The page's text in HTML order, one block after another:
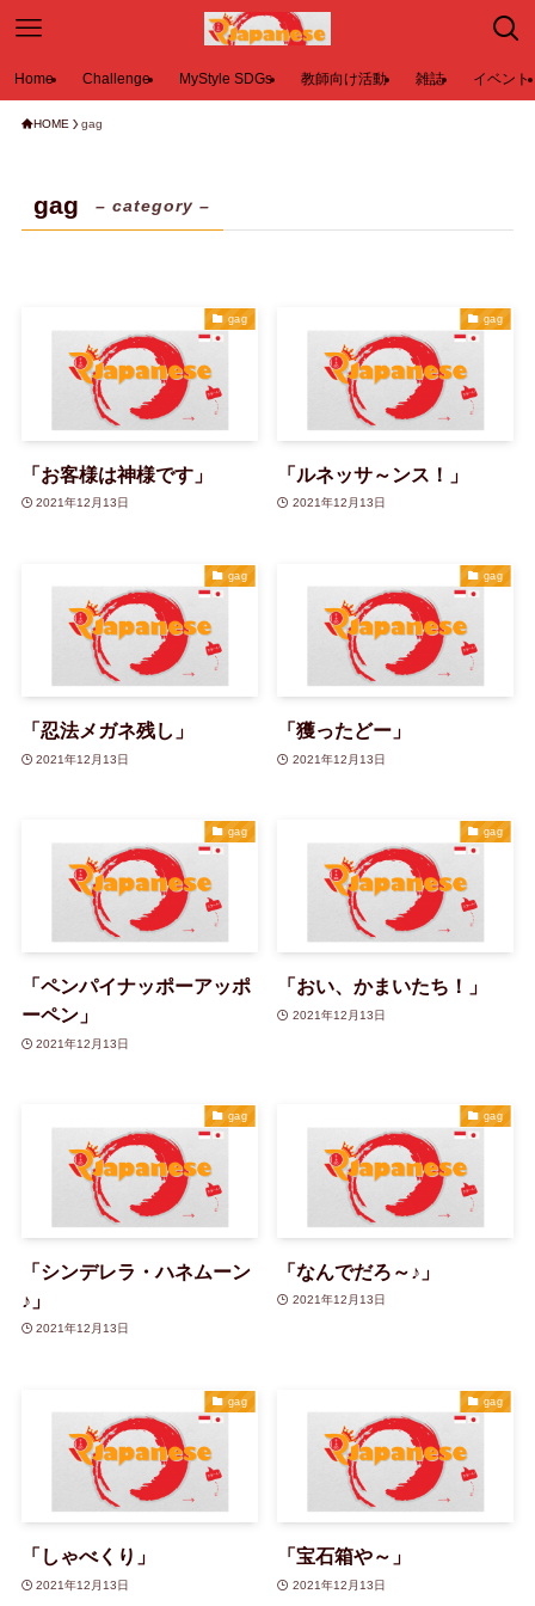
Home Challenge MyStyle SDGs 教師向け活動 雑誌 イベント
HOME gag
gag – category –
gag
「お客様は神様です」
2021年12月13日
gag
「ルネッサ～ンス！」
2021年12月13日
gag
「忍法メガネ残し」
2021年12月13日
gag
「獲ったどー」
2021年12月13日
gag
「ペンパイナッポーアッポ
ーペン」
2021年12月13日
gag
「おい、かまいたち！」
2021年12月13日
gag
「シンデレラ・ハネムーン
♪」
2021年12月13日
gag
「なんでだろ～♪」
2021年12月13日
gag
「しゃべくり」
2021年12月13日
gag
「宝石箱や～」
2021年12月13日